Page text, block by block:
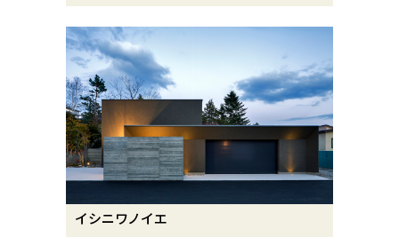
イシニワノイエ